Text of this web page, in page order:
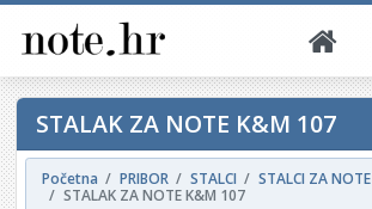
STALAK ZA NOTE K&M 107
Početna PRIBOR STALCI
STALCI ZA NOTE
STALAK ZA NOTE K&M 107